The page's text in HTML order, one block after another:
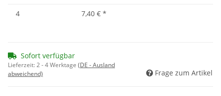
4
7,40 € *
Sofort verfügbar
Lieferzeit:2 - 4 Werktage (DE - Ausland
abweichend)
Frage zum Artikel